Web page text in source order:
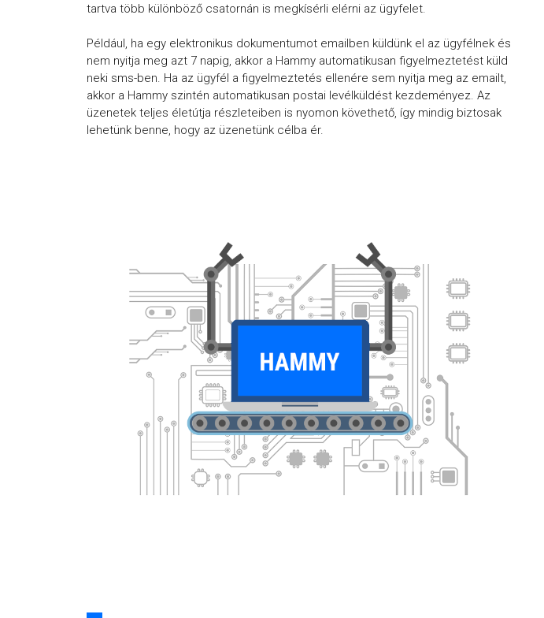
tartva több különböző csatornán is megkísérli elérni az ügyfelet.
Például, ha egy elektronikus dokumentumot emailben küldünk el az ügyfélnek és
nem nyitja meg azt 7 napig, akkor a Hammy automatikusan figyelmeztetést küld
neki sms-ben. Ha az ügyfél a figyelmeztetés ellenére sem nyitja meg az emailt,
akkor a Hammy szintén automatikusan postai levélküldést kezdeményez. Az
üzenetek teljes életútja részleteiben is nyomon követhető, így mindig biztosak
lehetünk benne, hogy az üzenetünk célba ér.